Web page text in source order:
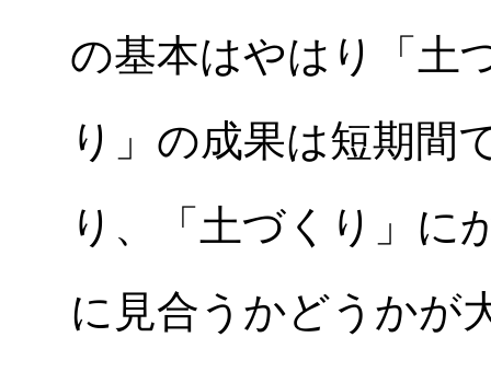
の基本はやはり「土
り」の成果は短期間
り、「土づくり」に
に見合うかどうかが